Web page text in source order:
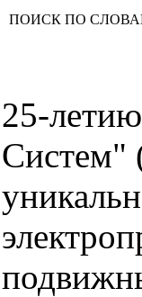
ПОИСК ПО
25-
Систем"